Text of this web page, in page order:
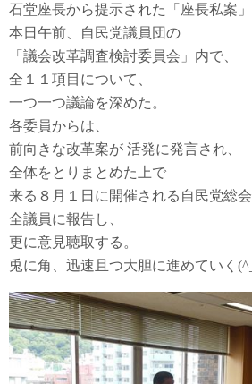
石堂座長から提示された「座長私案」
本日午前、自民党議員団の
「議会改革調査検討委員会」内で、
全１１項目について、
一つ一つ議論を深めた。
各委員からは、
前向きな改革案が 活発に発言され、
全体をとりまとめた上で
来る８月１日に開催される自民党総会
全議員に報告し、
更に意見聴取する。
兎に角、迅速且つ大胆に進めていく